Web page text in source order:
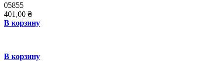
05855
401,00 ₴
В корзину
В корзину